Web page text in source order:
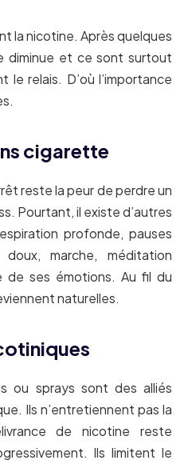
la nicotine. Après quelques
diminue et ce sont surtout
le relais. D’où l’importance
cigarette
reste la peur de perdre un
Pourtant, il existe d’autres
profonde, pauses
marche, méditation
de ses émotions. Au fil du
naturelles.
ou sprays sont des alliés
Ils n’entretiennent pas la
de nicotine reste
Ils limitent le